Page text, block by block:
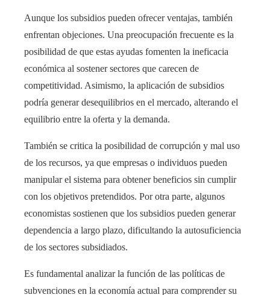
Aunque los subsidios pueden ofrecer ventajas, también
enfrentan objeciones. Una preocupación frecuente es la
posibilidad de que estas ayudas fomenten la ineficacia
económica al sostener sectores que carecen de
competitividad. Asimismo, la aplicación de subsidios
podría generar desequilibrios en el mercado, alterando el
equilibrio entre la oferta y la demanda.
También se critica la posibilidad de corrupción y mal uso
de los recursos, ya que empresas o individuos pueden
manipular el sistema para obtener beneficios sin cumplir
con los objetivos pretendidos. Por otra parte, algunos
economistas sostienen que los subsidios pueden generar
dependencia a largo plazo, dificultando la autosuficiencia
de los sectores subsidiados.
Es fundamental analizar la función de las políticas de
subvenciones en la economía actual para comprender su